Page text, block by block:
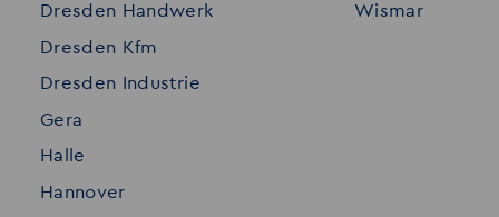
Impressum
Dresden Handwerk
Dresden Kfm
Dresden Industrie
Gera
Halle
Hannover
Wismar